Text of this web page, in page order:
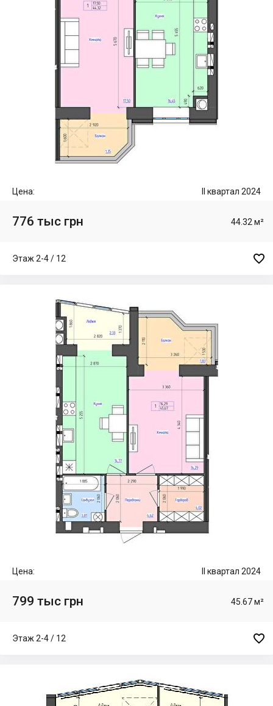
Цена: II квартал 2024
776 тыс грн 44.32 м²
Этаж 2-4 / 12 
Цена: II квартал 2024
799 тыс грн 45.67 м²
Этаж 2-4 / 12 